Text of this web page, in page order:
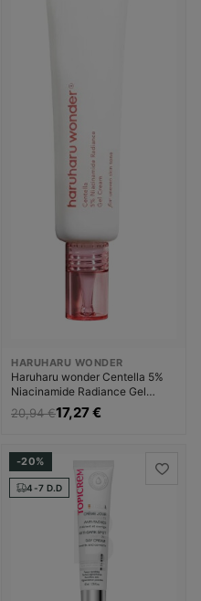
HARUHARU WONDER
Haruharu wonder Centella 5%
Niacinamide Radiance Gel
Cream Kremas nuo pigmentinių
dėmių Unisex
20,94 €17,27 €
-20%
4-7 D.D